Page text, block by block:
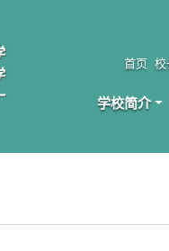
首页 校
学校简介